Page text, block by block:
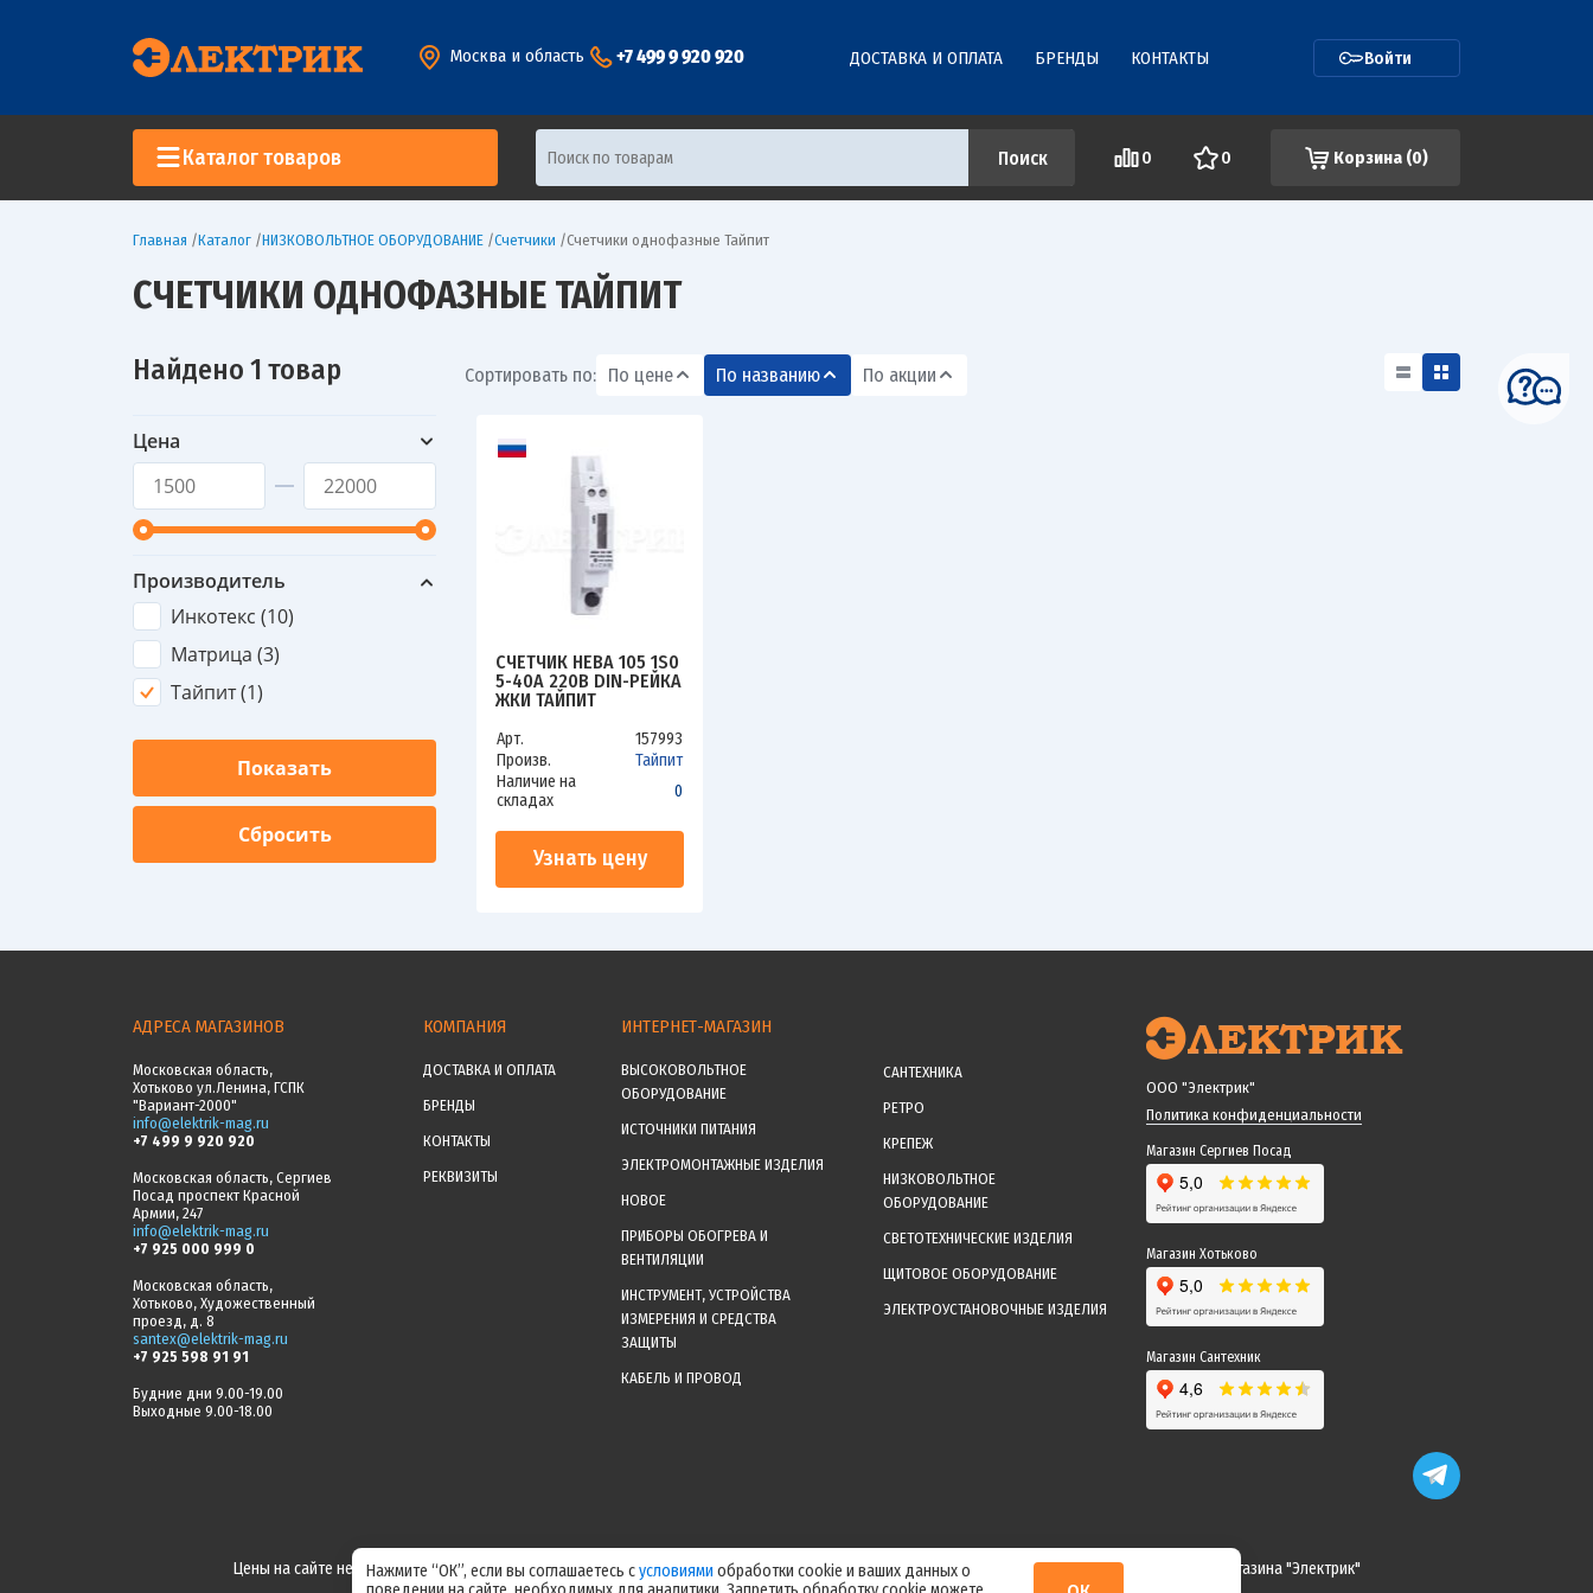
Москва и область +7 499 9 920 920 ДОСТАВКА И ОПЛАТА БРЕНДЫ КОНТАКТЫ Войти
Каталог товаров 0 0 Корзина (0)
Главная /Каталог /НИЗКОВОЛЬТНОЕ ОБОРУДОВАНИЕ /Счетчики /Счетчики однофазные Тайпит
СЧЕТЧИКИ ОДНОФАЗНЫЕ ТАЙПИТ
Найдено 1 товар
Цена
Производитель
Инкотекс (10)
Матрица (3)
Тайпит (1)
Сортировать по: По цене По названию По акции
СЧЕТЧИК НЕВА 105 1S0
5-40А 220В DIN-РЕЙКА
ЖКИ ТАЙПИТ
Арт.
157993
Произв.
Тайпит
Наличие на
складах
0
Узнать цену
АДРЕСА МАГАЗИНОВ
Московская область,
Хотьково ул.Ленина, ГСПК
"Вариант-2000"
info@elektrik-mag.ru
+7 499 9 920 920
Московская область, Сергиев
Посад проспект Красной
Армии, 247
info@elektrik-mag.ru
+7 925 000 999 0
Московская область,
Хотьково, Художественный
проезд, д. 8
santex@elektrik-mag.ru
+7 925 598 91 91
Будние дни 9.00-19.00
Выходные 9.00-18.00
КОМПАНИЯ
ДОСТАВКА И ОПЛАТА
БРЕНДЫ
КОНТАКТЫ
РЕКВИЗИТЫ
ИНТЕРНЕТ-МАГАЗИН
ВЫСОКОВОЛЬТНОЕ
ОБОРУДОВАНИЕ
ИСТОЧНИКИ ПИТАНИЯ
ЭЛЕКТРОМОНТАЖНЫЕ ИЗДЕЛИЯ
НОВОЕ
ПРИБОРЫ ОБОГРЕВА И
ВЕНТИЛЯЦИИ
ИНСТРУМЕНТ, УСТРОЙСТВА
ИЗМЕРЕНИЯ И СРЕДСТВА
ЗАЩИТЫ
КАБЕЛЬ И ПРОВОД
САНТЕХНИКА
РЕТРО
КРЕПЕЖ
НИЗКОВОЛЬТНОЕ
ОБОРУДОВАНИЕ
СВЕТОТЕХНИЧЕСКИЕ ИЗДЕЛИЯ
ЩИТОВОЕ ОБОРУДОВАНИЕ
ЭЛЕКТРОУСТАНОВОЧНЫЕ ИЗДЕЛИЯ
ООО "Электрик"
Политика конфиденциальности
Магазин Сергиев Посад
Магазин Хотьково
Магазин Сантехник
Цены на сайте не являются офертой! Актуальные цены уточняйте у менеджера после оформления заказа! Спасибо за понимание! Команда магазина "Электрик"
Нажмите “ОК”, если вы соглашаетесь сусловиями обработки cookie и ваших данных о